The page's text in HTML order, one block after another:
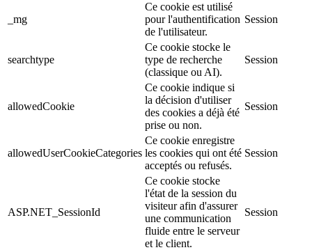
_mg
Ce cookie est utilisé
pour l'authentification
de l'utilisateur.
Session
searchtype
Ce cookie stocke le
type de recherche
(classique ou AI).
Session
allowedCookie
Ce cookie indique si
la décision d'utiliser
des cookies a déjà été
prise ou non.
Session
allowedUserCookieCategories
Ce cookie enregistre
les cookies qui ont été
acceptés ou refusés.
Session
ASP.NET_SessionId
Ce cookie stocke
l'état de la session du
visiteur afin d'assurer
une communication
fluide entre le serveur
et le client.
Session